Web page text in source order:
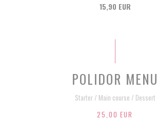
15,90 EUR
POLIDOR MENU
Starter / Main course / Dessert
25,00 EUR